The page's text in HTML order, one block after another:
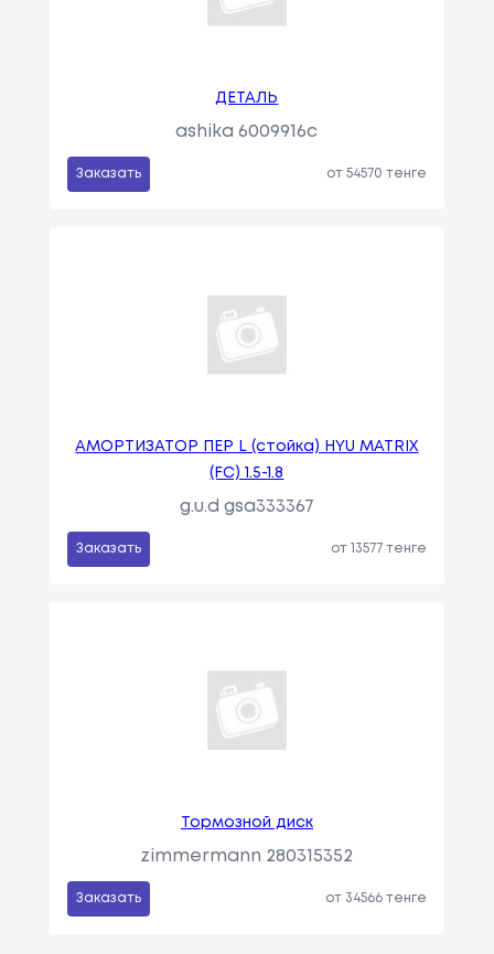
ДЕТАЛЬ
ashika 6009916c
Заказать от 54570 тенге
АМОРТИЗАТОР ПЕР L (стойка) HYU MATRIX
(FC) 1.5-1.8
g.u.d gsa333367
Заказать от 13577 тенге
Тормозной диск
zimmermann 280315352
Заказать от 34566 тенге